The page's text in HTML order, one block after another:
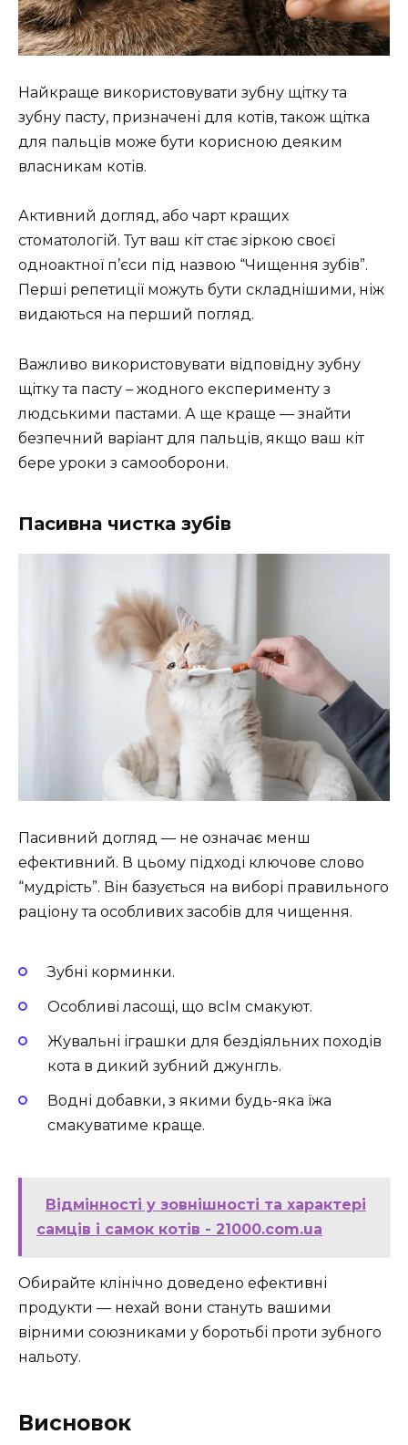
Найкраще використовувати зубну щітку та
зубну пасту, призначені для котів, також щітка
для пальців може бути корисною деяким
власникам котів.
Активний догляд, або чарт кращих
стоматологій. Тут ваш кіт стає зіркою своєї
одноактної п’єси під назвою “Чищення зубів”.
Перші репетиції можуть бути складнішими, ніж
видаються на перший погляд.
Важливо використовувати відповідну зубну
щітку та пасту – жодного експерименту з
людськими пастами. А ще краще — знайти
безпечний варіант для пальців, якщо ваш кіт
бере уроки з самооборони.
Пасивна чистка зубів
Пасивний догляд — не означає менш
ефективний. В цьому підході ключове слово
“мудрість”. Він базується на виборі правильного
раціону та особливих засобів для чищення.
Зубні корминки.
Особливі ласощі, що всІм смакуют.
Жувальні іграшки для бездіяльних походів
кота в дикий зубний джунгль.
Водні добавки, з якими будь-яка їжа
смакуватиме краще.
Відмінності у зовнішності та характері
самців і самок котів - 21000.com.ua
Обирайте клінічно доведено ефективні
продукти — нехай вони стануть вашими
вірними союзниками у боротьбі проти зубного
нальоту.
Висновок